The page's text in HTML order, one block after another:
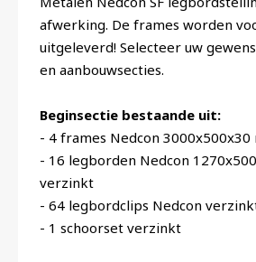
afwerking. De frames worden
uitgeleverd! Selecteer uw
en aanbouwsecties.
Beginsectie bestaande uit:
- 4 frames Nedcon
- 16 legborden Nedcon
verzinkt
- 64 legbordclips Nedcon
- 1 schoorset verzinkt